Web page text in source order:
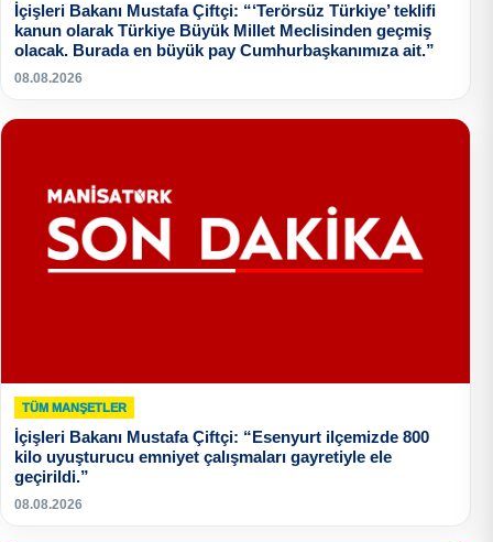
İçişleri Bakanı Mustafa Çiftçi: “‘Terörsüz Türkiye’ teklifi
kanun olarak Türkiye Büyük Millet Meclisinden geçmiş
olacak. Burada en büyük pay Cumhurbaşkanımıza ait.”
08.08.2026
TÜM MANŞETLER
İçişleri Bakanı Mustafa Çiftçi: “Esenyurt ilçemizde 800
kilo uyuşturucu emniyet çalışmaları gayretiyle ele
geçirildi.”
08.08.2026